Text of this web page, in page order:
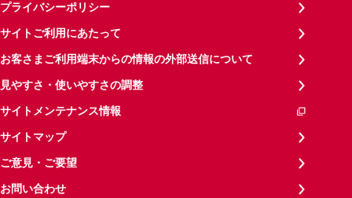
プライバシーポリシー
サイトご利用にあたって
お客さまご利用端末からの情報の外部送信について
見やすさ・使いやすさの調整
サイトメンテナンス情報
サイトマップ
ご意見・ご要望
お問い合わせ